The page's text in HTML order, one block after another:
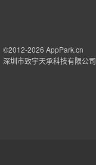
©2012-2026 AppPark.cn
深圳市致宇天承科技有限公司